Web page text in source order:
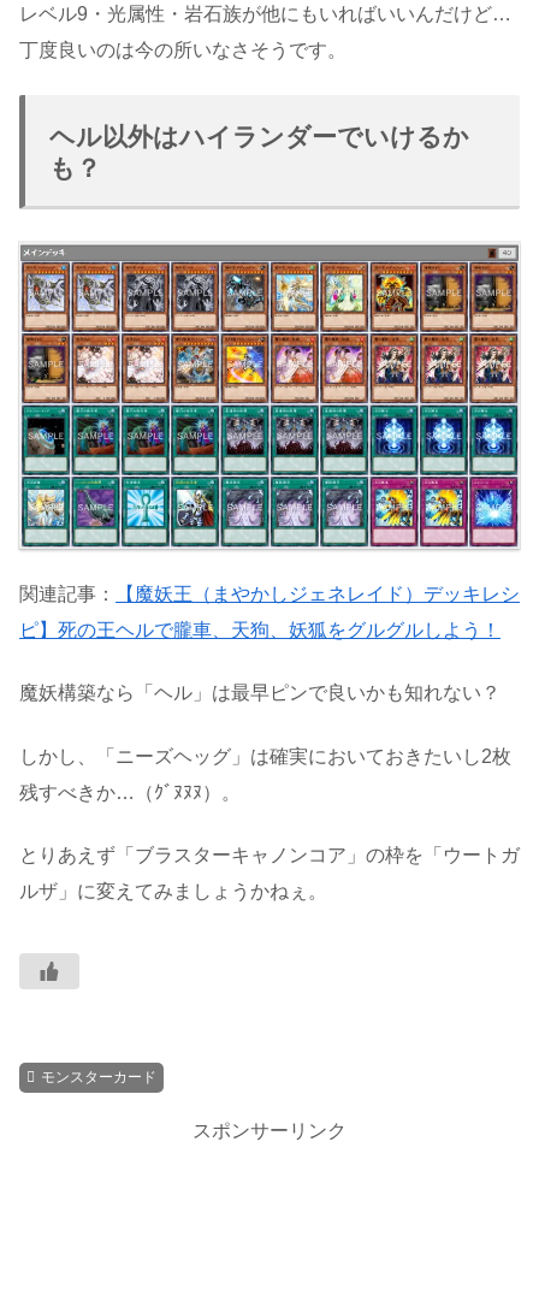
レベル9・光属性・岩石族が他にもいればいいんだけど…
丁度良いのは今の所いなさそうです。
ヘル以外はハイランダーでいけるか
も？
関連記事：
【魔妖王（まやかしジェネレイド）デッキレシ
ピ】死の王ヘルで朧車、天狗、妖狐をグルグルしよう！
魔妖構築なら「ヘル」は最早ピンで良いかも知れない？
しかし、「ニーズヘッグ」は確実においておきたいし2枚
残すべきか…（ｸﾞﾇﾇﾇ）。
とりあえず「ブラスターキャノンコア」の枠を「ウートガ
ルザ」に変えてみましょうかねぇ。
モンスターカード
スポンサーリンク